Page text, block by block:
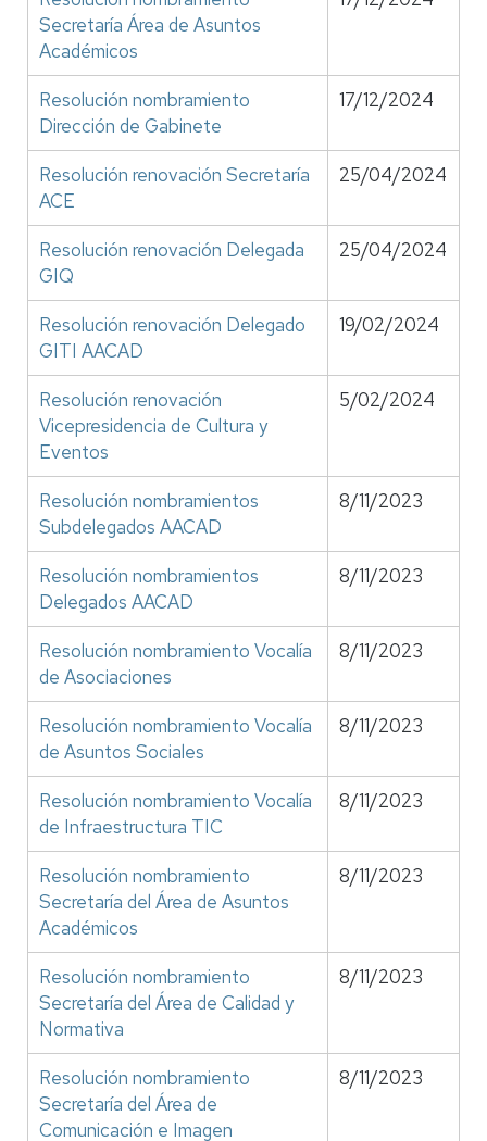
Secretaría Área de Asuntos
Académicos
Resolución nombramiento
Dirección de Gabinete
17/12/2024
Resolución renovación Secretaría
ACE
25/04/2024
Resolución renovación Delegada
GIQ
25/04/2024
Resolución renovación Delegado
GITI AACAD
19/02/2024
Resolución renovación
Vicepresidencia de Cultura y
Eventos
5/02/2024
Resolución nombramientos
Subdelegados AACAD
8/11/2023
Resolución nombramientos
Delegados AACAD
8/11/2023
Resolución nombramiento Vocalía
de Asociaciones
8/11/2023
Resolución nombramiento Vocalía
de Asuntos Sociales
8/11/2023
Resolución nombramiento Vocalía
de Infraestructura TIC
8/11/2023
Resolución nombramiento
Secretaría del Área de Asuntos
Académicos
8/11/2023
Resolución nombramiento
Secretaría del Área de Calidad y
Normativa
8/11/2023
Resolución nombramiento
Secretaría del Área de
Comunicación e Imagen
8/11/2023